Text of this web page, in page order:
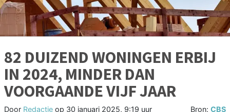
82 DUIZEND WONINGEN ERBIJ
IN 2024, MINDER DAN
VOORGAANDE VIJF JAAR
Door Redactie op 30 januari 2025, 9:19 uur Bron: CBS